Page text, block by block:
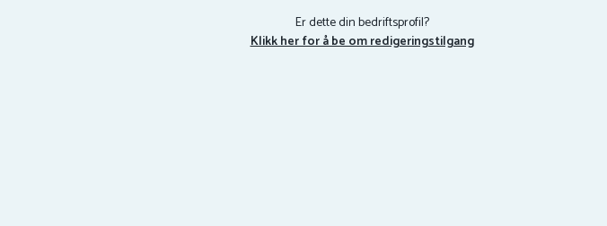
Er dette din bedriftsprofil?
Klikk her for å be om redigeringstilgang